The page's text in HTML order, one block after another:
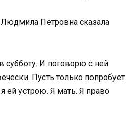
Петровна сказала
субботу. И поговорю с ней.
Пусть только попробует
ей устрою. Я мать. Я право